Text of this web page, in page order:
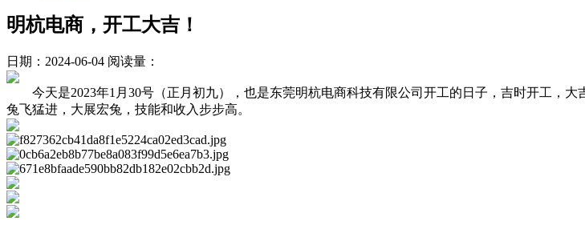
明杭电商，开工大吉！
日期：2024-06-04 阅读量：
今天是2023年1月30号（正月初九），也是东莞明杭电商科技有限公司开工的日子，吉时开工，
兔飞猛进，大展宏兔，技能和收入步步高。